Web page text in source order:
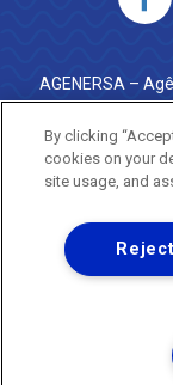
AGENERSA –
0800 024
·
Termos
Política
By clicking
cookies on your
site usage, and
Reject